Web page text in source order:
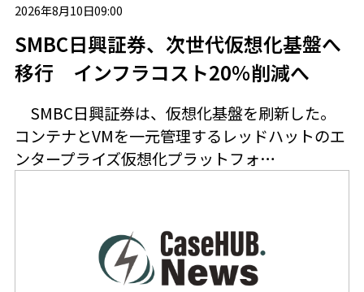
2026年8月10日09:00
SMBC日興証券、次世代仮想化基盤へ
移行 インフラコスト20％削減へ
SMBC日興証券は、仮想化基盤を刷新した。
コンテナとVMを一元管理するレッドハットのエ
ンタープライズ仮想化プラットフォ…